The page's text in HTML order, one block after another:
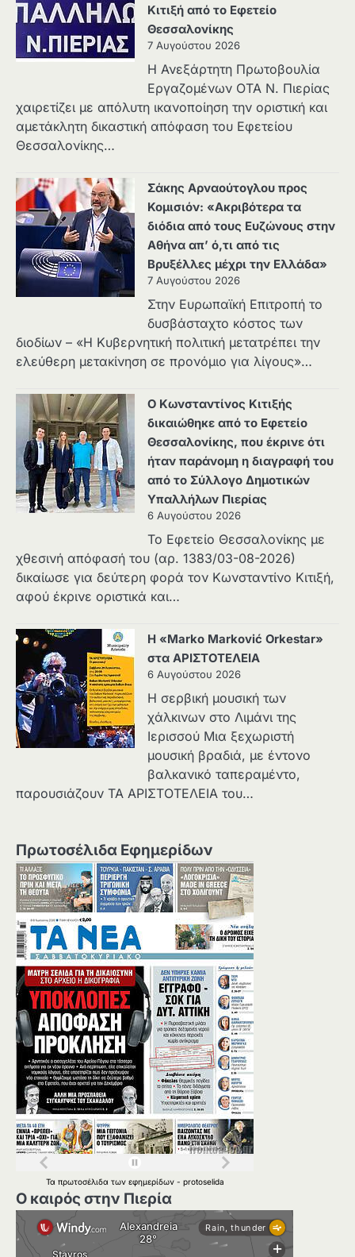
Κιτιξή από το Εφετείο
Θεσσαλονίκης
7 Αυγούστου 2026
Η Ανεξάρτητη Πρωτοβουλία
Εργαζομένων ΟΤΑ Ν. Πιερίας
χαιρετίζει με απόλυτη ικανοποίηση την οριστική και
αμετάκλητη δικαστική απόφαση του Εφετείου
Θεσσαλονίκης…
Σάκης Αρναούτογλου προς
Κομισιόν: «Ακριβότερα τα
διόδια από τους Ευζώνους στην
Αθήνα απ’ ό,τι από τις
Βρυξέλλες μέχρι την Ελλάδα»
7 Αυγούστου 2026
Στην Ευρωπαϊκή Επιτροπή το
δυσβάσταχτο κόστος των
διοδίων – «Η Κυβερνητική πολιτική μετατρέπει την
ελεύθερη μετακίνηση σε προνόμιο για λίγους»…
Ο Κωνσταντίνος Κιτιξής
δικαιώθηκε από το Εφετείο
Θεσσαλονίκης, που έκρινε ότι
ήταν παράνομη η διαγραφή του
από το Σύλλογο Δημοτικών
Υπαλλήλων Πιερίας
6 Αυγούστου 2026
Το Εφετείο Θεσσαλονίκης με
χθεσινή απόφασή του (αρ. 1383/03-08-2026)
δικαίωσε για δεύτερη φορά τον Κωνσταντίνο Κιτιξή,
αφού έκρινε οριστικά και…
Η «Marko Marković Orkestar»
στα ΑΡΙΣΤΟΤΕΛΕΙΑ
6 Αυγούστου 2026
Η σερβική μουσική των
χάλκινων στο Λιμάνι της
Ιερισσού Μια ξεχωριστή
μουσική βραδιά, με έντονο
βαλκανικό ταπεραμέντο,
παρουσιάζουν ΤΑ ΑΡΙΣΤΟΤΕΛΕΙΑ του…
Πρωτοσέλιδα Εφημερίδων
Τα πρωτοσέλιδα των εφημερίδων - protoselida
Ο καιρός στην Πιερία